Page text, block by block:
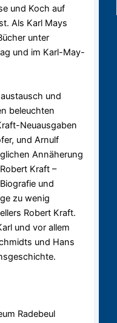
und Koch auf
Als Karl Mays
unter
und im Karl-May-
und
beleuchten
Neuausgaben
und Arnulf
Annäherung
Kraft –
und
zu wenig
Robert Kraft.
und vor allem
und Hans
Radebeul